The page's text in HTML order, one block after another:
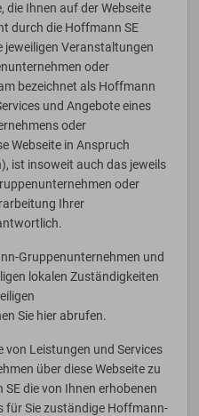
die Ihnen auf der Webseite
durch die Hoffmann SE
jeweiligen Veranstaltungen
oder
bezeichnet als Hoffmann
und Angebote eines
oder
Webseite in Anspruch
ist insoweit auch das jeweils
oder
Ihrer
Gruppenunternehmen und
lokalen Zuständigkeiten
Sie hier abrufen.
von Leistungen und Services
über diese Webseite zu
die von Ihnen erhobenen
für Sie zuständige Hoffmann-